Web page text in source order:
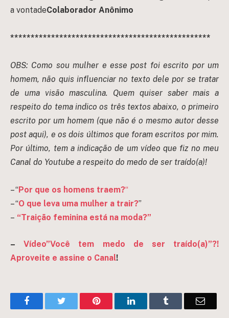
a vontadeColaborador Anônimo
*************************************************
OBS: Como sou mulher e esse post foi escrito por um
homem, não quis influenciar no texto dele por se tratar
de uma visão masculina. Quem quiser saber mais a
respeito do tema indico os três textos abaixo, o primeiro
escrito por um homem (que não é o mesmo autor desse
post aqui), e os dois últimos que foram escritos por mim.
Por último, tem a indicação de um vídeo que fiz no meu
Canal do Youtube a respeito do medo de ser traído(a)!
– “Por que os homens traem?“
– “O que leva uma mulher a trair?”
– “Traição feminina está na moda?”
–Vídeo”Você tem medo de ser traído(a)”?!
Aproveite e assine o Canal!
FacebookTwitter Pinterest LinkedInTumblr Email